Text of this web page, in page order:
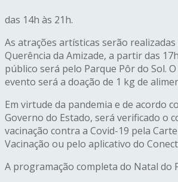
das 14h às 21h.
As atrações artísticas serão
Querência da Amizade, a partir das
público será pelo Parque Pôr do Sol.
evento será a doação de 1 kg de
Em virtude da pandemia e de acordo
Governo do Estado, será verificado o
vacinação contra a Covid-19 pela
Vacinação ou pelo aplicativo do
A programação completa do Natal do